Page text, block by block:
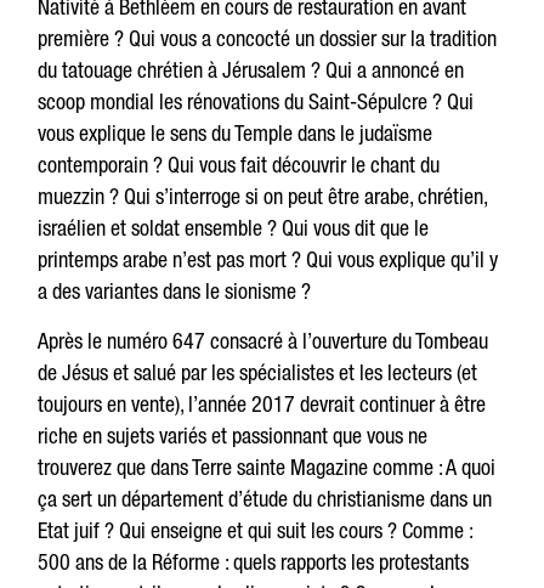
Nativité à Bethléem en cours de restauration en avant
première ? Qui vous a concocté un dossier sur la tradition
du tatouage chrétien à Jérusalem ? Qui a annoncé en
scoop mondial les rénovations du Saint-Sépulcre ? Qui
vous explique le sens du Temple dans le judaïsme
contemporain ? Qui vous fait découvrir le chant du
muezzin ? Qui s’interroge si on peut être arabe, chrétien,
israélien et soldat ensemble ? Qui vous dit que le
printemps arabe n’est pas mort ? Qui vous explique qu’il y
a des variantes dans le sionisme ?
Après le numéro 647 consacré à l’ouverture du Tombeau
de Jésus et salué par les spécialistes et les lecteurs (et
toujours en vente), l’année 2017 devrait continuer à être
riche en sujets variés et passionnant que vous ne
trouverez que dans Terre sainte Magazine comme : A quoi
ça sert un département d’étude du christianisme dans un
Etat juif ? Qui enseigne et qui suit les cours ? Comme :
500 ans de la Réforme : quels rapports les protestants